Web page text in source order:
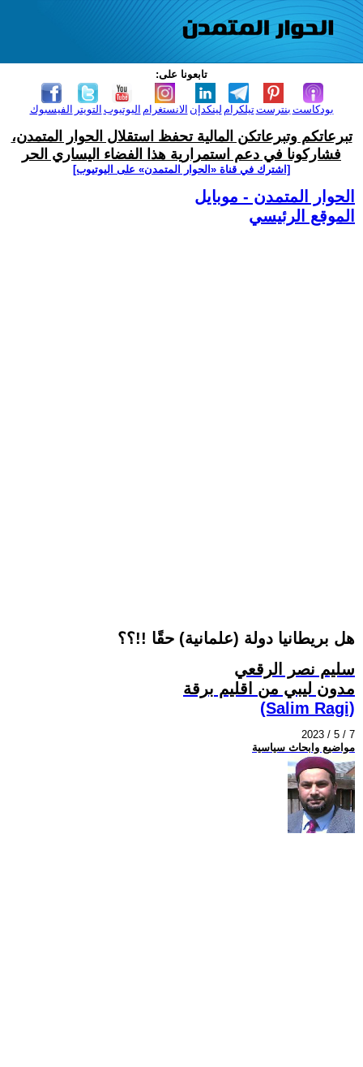
تابعونا على:
الفيسبوك التويتر اليوتيوب الانستغرام لينكدإن تيلكرامبنترست بودكاست
تبرعاتكم وتبرعاتكن المالية تحفظ استقلال الحوار المتمدن،
فشاركونا في دعم استمرارية هذا الفضاء اليساري الحر
[اشترك في قناة ‫«الحوار المتمدن» على اليوتيوب]
الحوار المتمدن - موبايل
الموقع الرئيسي
هل بريطانيا دولة (علمانية) حقًا !!؟؟
سليم نصر الرقعي
مدون ليبي من اقليم برقة
(Salim Ragi)
2023 / 5 / 7
مواضيع وابحاث سياسية